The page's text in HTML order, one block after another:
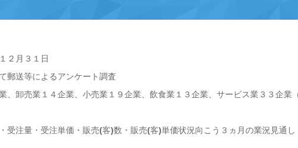
２月３１日
郵送等によるアンケート調査
、卸売業１４企業、小売業１９企業、飲食業１３企業、サービス業３３企業
受注量・受注単価・販売(客)数・販売(客)単価状況向こう３ヵ月の業況見通し